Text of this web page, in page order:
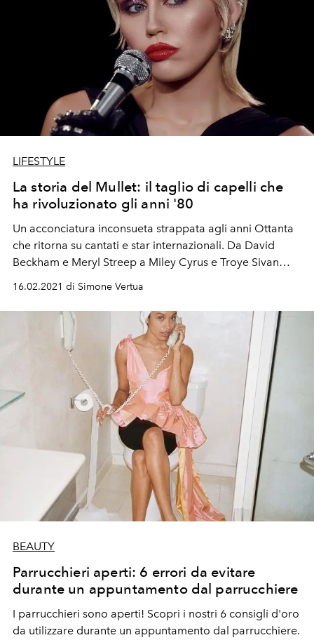
LIFESTYLE
La storia del Mullet: il taglio di capelli che
ha rivoluzionato gli anni '80
Un acconciatura inconsueta strappata agli anni Ottanta
che ritorna su cantati e star internazionali. Da David
Beckham e Meryl Streep a Miley Cyrus e Troye Sivan
ecco la storia del taglio di capelli mullet e il reboot
16.02.2021 di Simone Vertua
BEAUTY
Parrucchieri aperti: 6 errori da evitare
durante un appuntamento dal parrucchiere
I parrucchieri sono aperti! Scopri i nostri 6 consigli d'oro
da utilizzare durante un appuntamento dal parrucchiere.